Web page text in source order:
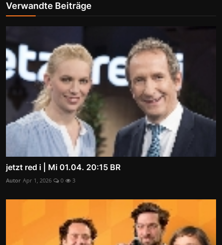
Verwandte Beiträge
jetzt red i | Mi 01.04. 20:15 BR
Autor Apr 1, 2026 0 3